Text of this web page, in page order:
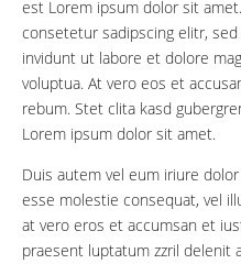
est Lorem ipsum dolor sit
consetetur sadipscing elitr,
invidunt ut labore et dolore
voluptua. At vero eos et
rebum. Stet clita kasd
Lorem ipsum dolor sit amet.
Duis autem vel eum iriure
esse molestie consequat, vel
at vero eros et accumsan et
praesent luptatum zzril delenit